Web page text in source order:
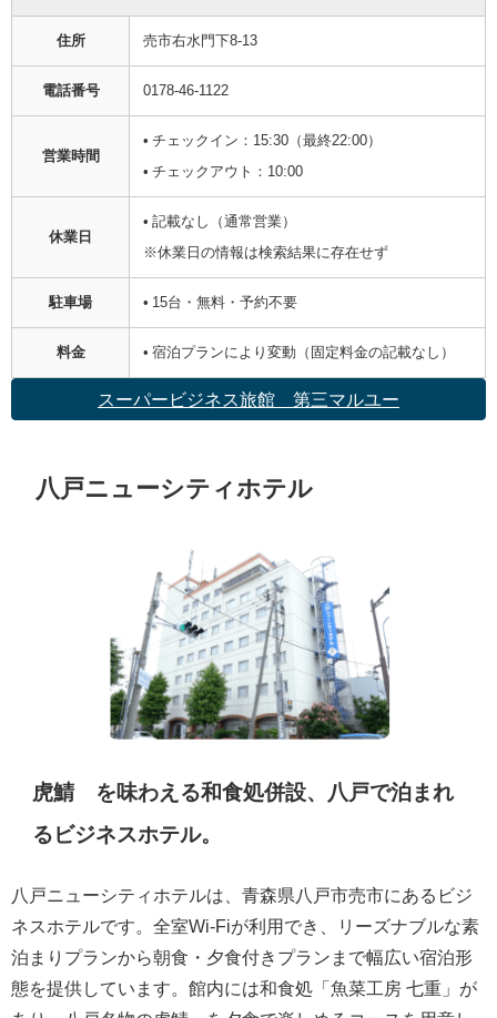
住所 売市右水門下8-13
電話番号 0178-46-1122
営業時間
• チェックイン：15:30（最終22:00）
• チェックアウト：10:00
休業日
• 記載なし（通常営業）
※休業日の情報は検索結果に存在せず
駐車場 • 15台・無料・予約不要
料金 • 宿泊プランにより変動（固定料金の記載なし）
スーパービジネス旅館 第三マルユー
八戸ニューシティホテル
虎鯖®を味わえる和食処併設、八戸で泊まれ
るビジネスホテル。
八戸ニューシティホテルは、青森県八戸市売市にあるビジ
ネスホテルです。全室Wi-Fiが利用でき、リーズナブルな素
泊まりプランから朝食・夕食付きプランまで幅広い宿泊形
態を提供しています。館内には和食処「魚菜工房 七重」が